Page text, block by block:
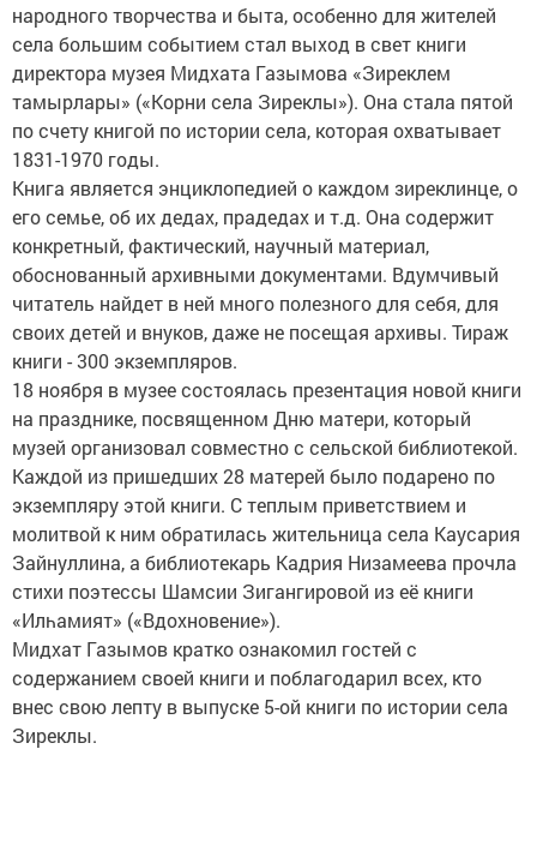
народного творчества и быта, особенно для жителей
села большим событием стал выход в свет книги
директора музея Мидхата Газымова «Зиреклем
тамырлары» («Корни села Зиреклы»). Она стала пятой
по счету книгой по истории села, которая охватывает
1831-1970 годы.
Книга является энциклопедией о каждом зиреклинце, о
его семье, об их дедах, прадедах и т.д. Она содержит
конкретный, фактический, научный материал,
обоснованный архивными документами. Вдумчивый
читатель найдет в ней много полезного для себя, для
своих детей и внуков, даже не посещая архивы. Тираж
книги - 300 экземпляров.
18 ноября в музее состоялась презентация новой книги
на празднике, посвященном Дню матери, который
музей организовал совместно с сельской библиотекой.
Каждой из пришедших 28 матерей было подарено по
экземпляру этой книги. С теплым приветствием и
молитвой к ним обратилась жительница села Каусария
Зайнуллина, а библиотекарь Кадрия Низамеева прочла
стихи поэтессы Шамсии Зигангировой из её книги
«Илһамият» («Вдохновение»).
Мидхат Газымов кратко ознакомил гостей с
содержанием своей книги и поблагодарил всех, кто
внес свою лепту в выпуске 5-ой книги по истории села
Зиреклы.